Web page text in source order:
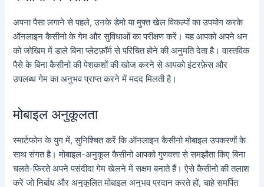
अपना पैसा लगाने से पहले, उनके डेमो या मुफ्त खेल विकल्पों का उपयोग करके
ऑनलाइन कैसीनो के गेम और सुविधाओं का परीक्षण करें। यह आपको अपने धन
को जोखिम में डाले बिना प्लेटफ़ॉर्म से परिचित होने की अनुमति देता है। वास्तविक
पैसे के बिना कैसीनो की पेशकशों की खोज करने से आपको इंटरफ़ेस और
उपलब्ध गेम का अनुभव प्राप्त करने में मदद मिलती है।
मोबाइल अनुकूलता
स्मार्टफोन के युग में, सुनिश्चित करें कि ऑनलाइन कैसीनो मोबाइल उपकरणों के
साथ संगत है। मोबाइल-अनुकूल कैसीनो आपको गुणवत्ता से समझौता किए बिना
चलते-फिरते अपने पसंदीदा गेम खेलने में सक्षम बनाते हैं। ऐसे कैसीनो की तलाश
करें जो निर्बाध और अनुकूलित मोबाइल अनुभव प्रदान करते हों, चाहे समर्पित